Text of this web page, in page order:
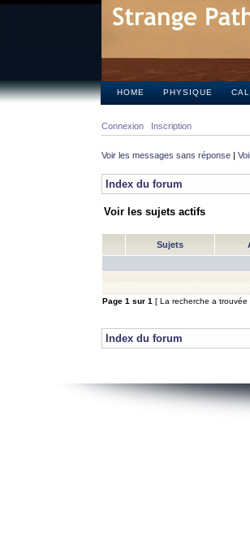
HOME PHYSIQUE
Connexion Inscription
Voir les messages sans réponse |
Index du forum
Voir les sujets actifs
Sujets
Page 1 sur 1 [ La recherche a trouvée
Index du forum